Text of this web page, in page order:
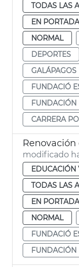
TODAS LAS
EN PORTADA
NORMAL
DEPORTES
GALÁPAGOS
FUNDACIÓ
FUNDACIÓN
CARRERA
modificado
EDUCACIÓN
TODAS LAS
EN PORTADA
NORMAL
FUNDACIÓ
FUNDACIÓN